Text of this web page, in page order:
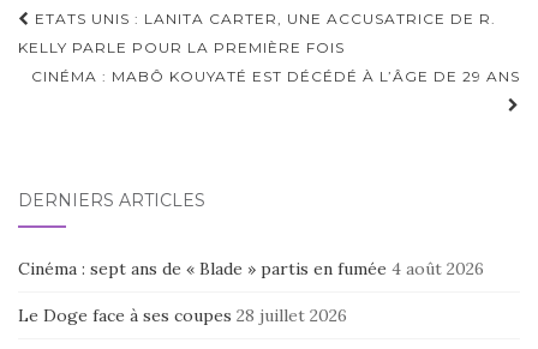
Navigation
d'article
ETATS UNIS : LANITA CARTER, UNE ACCUSATRICE DE R.
KELLY PARLE POUR LA PREMIÈRE FOIS
CINÉMA : MABÔ KOUYATÉ EST DÉCÉDÉ À L’ÂGE DE 29 ANS
DERNIERS ARTICLES
Cinéma : sept ans de « Blade » partis en fumée 4 août 2026
Le Doge face à ses coupes 28 juillet 2026